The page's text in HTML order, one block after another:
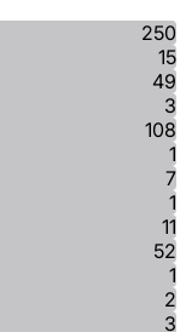
250
15
49
3
108
1
7
1
11
52
1
2
3